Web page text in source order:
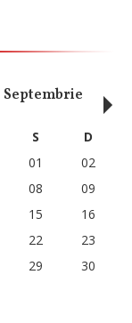
Septembrie
S
D
01
02
08
09
15
16
22
23
29
30